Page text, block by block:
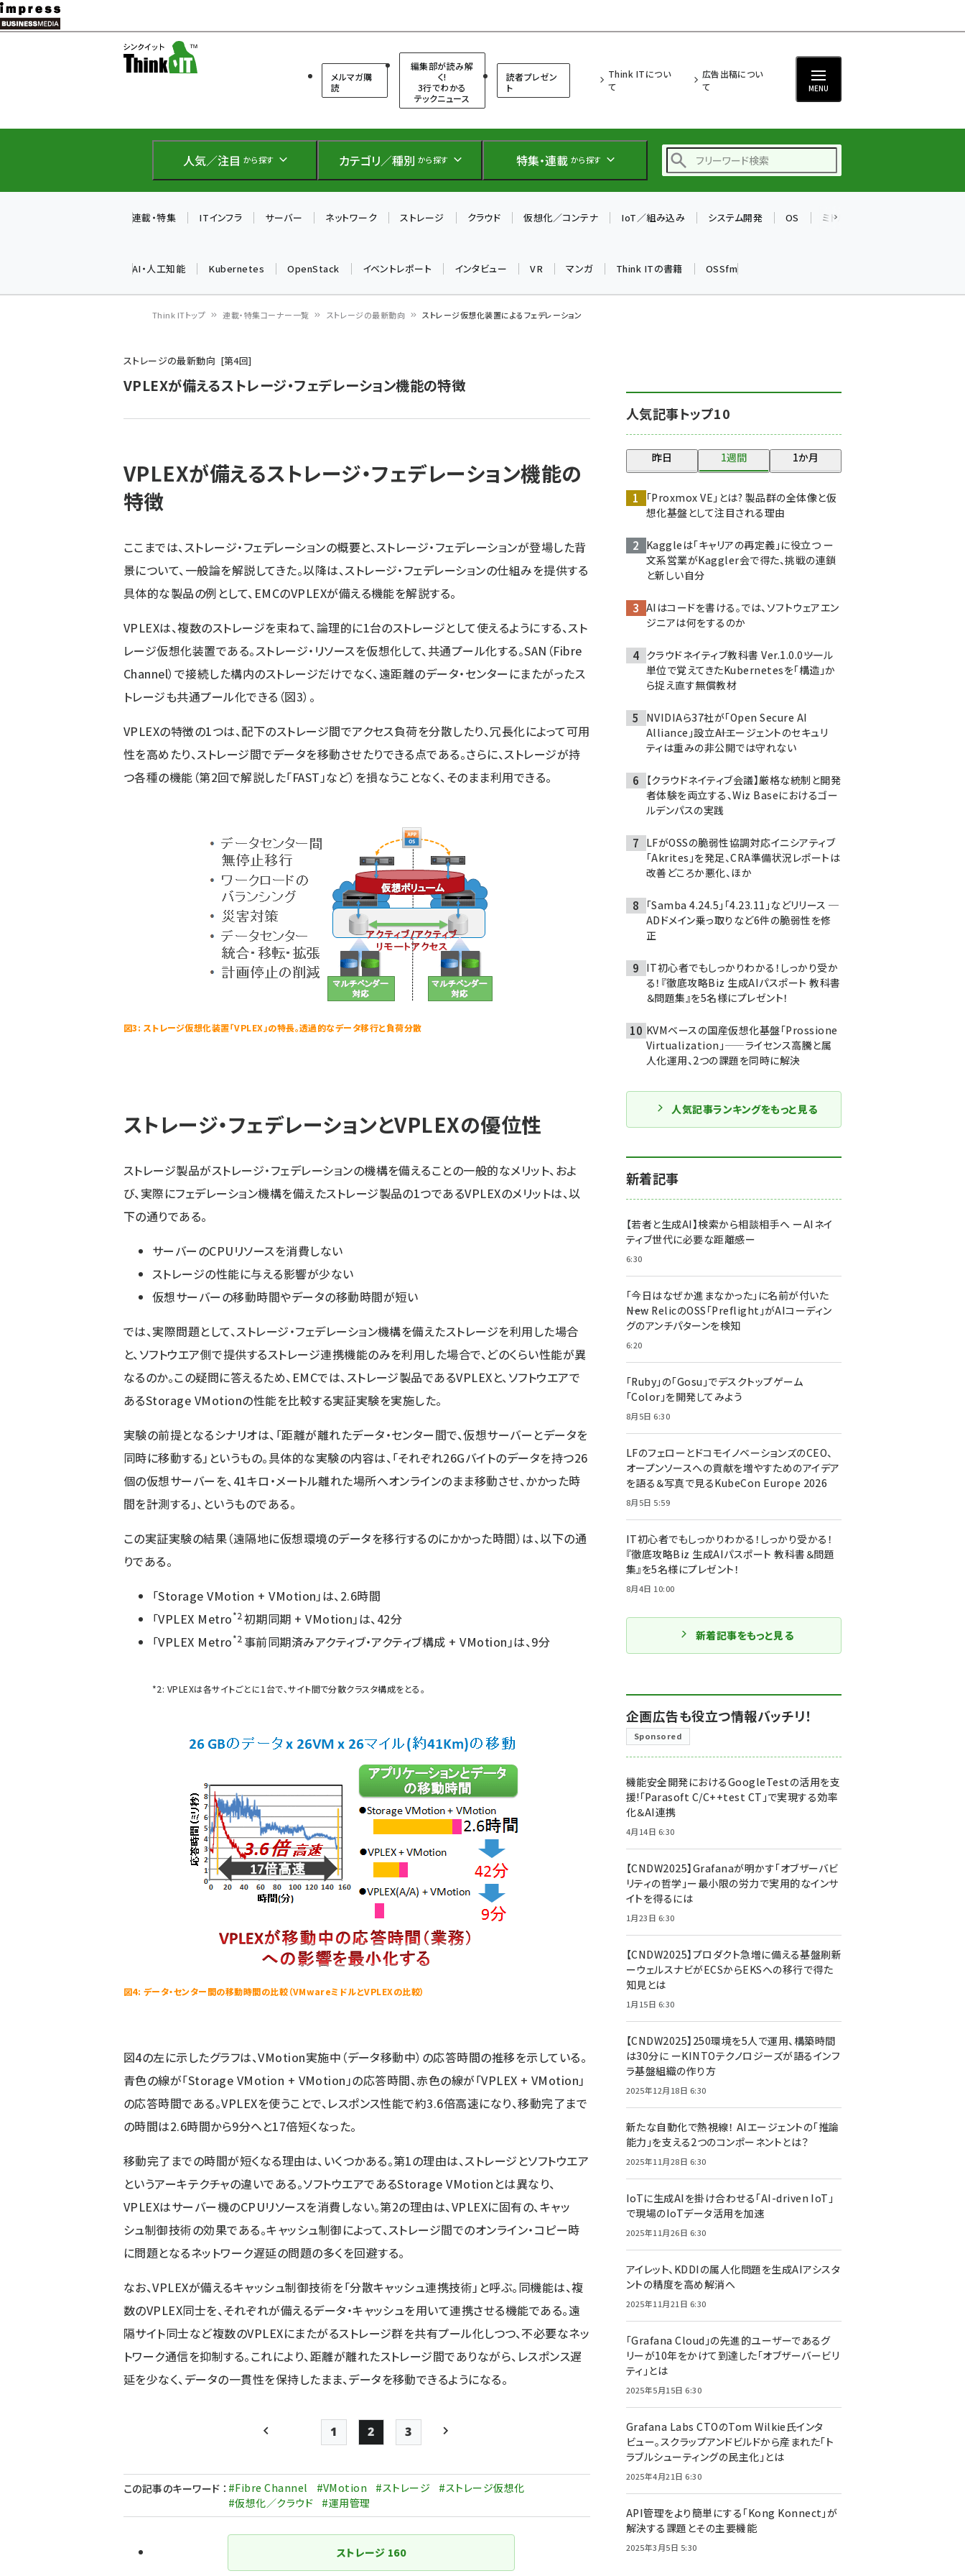
メ
イ
テ
に
メルマガ購
読
編集部が読み解
く!
3行でわかる
テックニュース
読者プレゼン
ト
Think ITについ
て
広告出稿につい
て
MENU
人気／注目 から探す カテゴリ／種別 から探す 特集・連載 から探す
仲間と築いた勝利の絆～
drupal (1940)
genai (1473)
ai crunch (1347)
連載・特集 ITインフラ サーバー ネットワーク ストレージ クラウド 仮想化／コンテナ IoT／組み込み システム開発 OS ミドルウェア
AI・人工知能 Kubernetes OpenStack イベントレポート インタビュー VR マンガ Think ITの書籍 OSSfm
ン
く
ず
Think ITトップ 連載・特集コーナー一覧 ストレージの最新動向 ストレージ仮想化装置によるフェデレーション
ストレージの最新動向 第4回
VPLEXが備えるストレージ・フェデレーション機能の特徴
VPLEXが備えるストレージ・フェデレーション機能の
特徴
ここまでは、ストレージ・フェデレーションの概要と、ストレージ・フェデレーションが登場した背
景について、一般論を解説してきた。以降は、ストレージ・フェデレーションの仕組みを提供する
具体的な製品の例として、EMCのVPLEXが備える機能を解説する。
VPLEXは、複数のストレージを束ねて、論理的に1台のストレージとして使えるようにする、スト
レージ仮想化装置である。ストレージ・リソースを仮想化して、共通プール化する。SAN（Fibre
Channel）で接続した構内のストレージだけでなく、遠距離のデータ・センターにまたがったス
トレージも共通プール化できる（図3）。
VPLEXの特徴の1つは、配下のストレージ間でアクセス負荷を分散したり、冗長化によって可用
性を高めたり、ストレージ間でデータを移動させたりできる点である。さらに、ストレージが持
つ各種の機能（第2回で解説した「FAST」など）を損なうことなく、そのまま利用できる。
図3: ストレージ仮想化装置「VPLEX」の特長。透過的なデータ移行と負荷分散
ストレージ・フェデレーションとVPLEXの優位性
ストレージ製品がストレージ・フェデレーションの機構を備えることの一般的なメリット、およ
び、実際にフェデレーション機構を備えたストレージ製品の1つであるVPLEXのメリットは、以
下の通りである。
サーバーのCPUリソースを消費しない
ストレージの性能に与える影響が少ない
仮想サーバーの移動時間やデータの移動時間が短い
では、実際問題として、ストレージ・フェデレーション機構を備えたストレージを利用した場合
と、ソフトウエア側で提供するストレージ連携機能のみを利用した場合で、どのくらい性能が異
なるのか。この疑問に答えるため、EMCでは、ストレージ製品であるVPLEXと、ソフトウエアで
あるStorage VMotionの性能を比較する実証実験を実施した。
実験の前提となるシナリオは、「距離が離れたデータ・センター間で、仮想サーバーとデータを
同時に移動する」というもの。具体的な実験の内容は、「それぞれ26Gバイトのデータを持つ26
個の仮想サーバーを、41キロ・メートル離れた場所へオンラインのまま移動させ、かかった時
間を計測する」、というものである。
この実証実験の結果（遠隔地に仮想環境のデータを移行するのにかかった時間）は、以下の通
りである。
「Storage VMotion + VMotion」は、2.6時間
「VPLEX Metro*2 初期同期 + VMotion」は、42分
「VPLEX Metro*2 事前同期済みアクティブ・アクティブ構成 + VMotion」は、9分
*2: VPLEXは各サイトごとに1台で、サイト間で分散クラスタ構成をとる。
図4: データ・センター間の移動時間の比較（VMwareミドルとVPLEXの比較）
図4の左に示したグラフは、VMotion実施中（データ移動中）の応答時間の推移を示している。
青色の線が「Storage VMotion + VMotion」の応答時間、赤色の線が「VPLEX + VMotion」
の応答時間である。VPLEXを使うことで、レスポンス性能で約3.6倍高速になり、移動完了まで
の時間は2.6時間から9分へと17倍短くなった。
移動完了までの時間が短くなる理由は、いくつかある。第1の理由は、ストレージとソフトウエア
というアーキテクチャの違いである。ソフトウエアであるStorage VMotionとは異なり、
VPLEXはサーバー機のCPUリソースを消費しない。第2の理由は、VPLEXに固有の、キャッ
シュ制御技術の効果である。キャッシュ制御によって、ストレージ間でのオンライン・コピー時
に問題となるネットワーク遅延の問題の多くを回避する。
なお、VPLEXが備えるキャッシュ制御技術を「分散キャッシュ連携技術」と呼ぶ。同機能は、複
数のVPLEX同士を、それぞれが備えるデータ・キャッシュを用いて連携させる機能である。遠
隔サイト同士など複数のVPLEXにまたがるストレージ群を共有プール化しつつ、不必要なネッ
トワーク通信を抑制する。これにより、距離が離れたストレージ間でありながら、レスポンス遅
延を少なく、データの一貫性を保持したまま、データを移動できるようになる。
ペー
ジ
送
り
Page
1
Page
2
Page
3
この記事のキーワード ： #Fibre Channel #VMotion #ストレージ
#ストレージ仮想化
#仮想化／クラウド
#運用管理
ストレージ 160
人気記事トップ10
昨日 1週間 1か月
「Proxmox VE」とは? 製品群の全体像と仮
想化基盤として注目される理由
Kaggleは「キャリアの再定義」に役立つ ー
文系営業がKaggler会で得た、挑戦の連鎖
と新しい自分
AIはコードを書ける。では、ソフトウェアエン
ジニアは何をするのか
クラウドネイティブ教科書 Ver.1.0.0――ツール
単位で覚えてきたKubernetesを「構造」か
ら捉え直す無償教材
NVIDIAら37社が「Open Secure AI
Alliance」設立――AIエージェントのセキュリ
ティは重みの非公開では守れない
【クラウドネイティブ会議】厳格な統制と開発
者体験を両立する、Wiz Baseにおけるゴー
ルデンパスの実践
LFがOSSの脆弱性協調対応イニシアティブ
「Akrites」を発足、CRA準備状況レポートは
改善どころか悪化、ほか
「Samba 4.24.5」「4.23.11」などリリース ─
ADドメイン乗っ取りなど6件の脆弱性を修
正
IT初心者でもしっかりわかる！しっかり受か
る！『徹底攻略Biz 生成AIパスポート 教科書
＆問題集』を5名様にプレゼント！
KVMベースの国産仮想化基盤「Prossione
Virtualization」——ライセンス高騰と属
人化運用、2つの課題を同時に解決
人気記事ランキングをもっと見る
新着記事
【若者と生成AI】検索から相談相手へ ーAIネイ
ティブ世代に必要な距離感ー
6:30
「今日はなぜか進まなかった」に名前が付いた
――New RelicのOSS「Preflight」がAIコーディン
グのアンチパターンを検知
6:20
「Ruby」の「Gosu」でデスクトップゲーム
「Color」を開発してみよう
8月5日 6:30
LFのフェローとドコモイノベーションズのCEO、
オープンソースへの貢献を増やすためのアイデア
を語る＆写真で見るKubeCon Europe 2026
8月5日 5:59
IT初心者でもしっかりわかる！しっかり受かる！
『徹底攻略Biz 生成AIパスポート 教科書＆問題
集』を5名様にプレゼント！
8月4日 10:00
新着記事をもっと見る
企画広告も役立つ情報バッチリ！
Sponsored
機能安全開発におけるGoogleTestの活用を支
援!「Parasoft C/C++test CT」で実現する効率
化＆AI連携
4月14日 6:30
【CNDW2025】Grafanaが明かす「オブザーバビ
リティの哲学」ー最小限の労力で実用的なインサ
イトを得るには
1月23日 6:30
【CNDW2025】プロダクト急増に備える基盤刷新
ーウェルスナビがECSからEKSへの移行で得た
知見とは
1月15日 6:30
【CNDW2025】250環境を5人で運用、構築時間
は30分に ーKINTOテクノロジーズが語るインフ
ラ基盤組織の作り方
2025年12月18日 6:30
新たな自動化で熱視線！ AIエージェントの「推論
能力」を支える2つのコンポーネントとは？
2025年11月28日 6:30
IoTに生成AIを掛け合わせる「AI-driven IoT」
で現場のIoTデータ活用を加速
2025年11月26日 6:30
アイレット、KDDIの属人化問題を生成AIアシスタ
ントの精度を高め解消へ
2025年11月21日 6:30
「Grafana Cloud」の先進的ユーザーであるグ
リーが10年をかけて到達した「オブザーバービリ
ティ」とは
2025年5月15日 6:30
Grafana Labs CTOのTom Wilkie氏インタ
ビュー。スクラップアンドビルドから産まれた「ト
ラブルシューティングの民主化」とは
2025年4月21日 6:30
API管理をより簡単にする「Kong Konnect」が
解決する課題とその主要機能
2025年3月5日 5:30